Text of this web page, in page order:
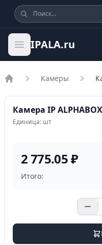
IPALA.ru
Камеры
Камера IP
Единица: шт
2 775.05 ₽
Итого: